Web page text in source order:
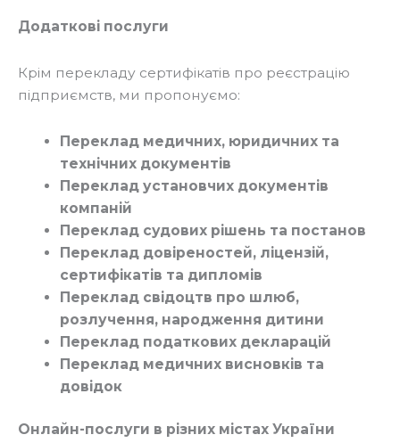
Додаткові послуги
Крім перекладу сертифікатів про реєстрацію
підприємств, ми пропонуємо:
Переклад медичних, юридичних та
технічних документів
Переклад установчих документів
компаній
Переклад судових рішень та постанов
Переклад довіреностей, ліцензій,
сертифікатів та дипломів
Переклад свідоцтв про шлюб,
розлучення, народження дитини
Переклад податкових декларацій
Переклад медичних висновків та
довідок
Онлайн-послуги в різних містах України